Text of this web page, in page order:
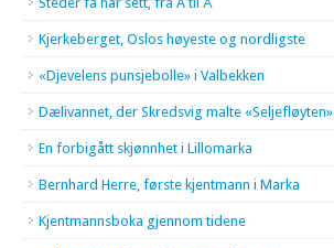
Kjerkeberget, Oslos høyeste og nordligste
«Djevelens punsjebolle» i Valbekken
Dælivannet, der Skredsvig malte «Seljefløyten»
En forbigått skjønnhet i Lillomarka
Bernhard Herre, første kjentmann i Marka
Kjentmannsboka gjennom tidene